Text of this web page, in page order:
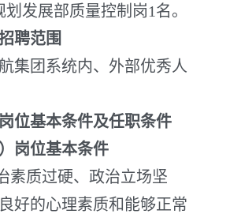
划发展部质量控制岗1名。
聘范围
团系统内、外部优秀人
位基本条件及任职条件
岗位基本条件
质过硬、政治立场坚
好的心理素质和能够正常